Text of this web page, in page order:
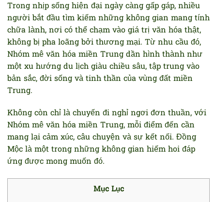
Trong nhịp sống hiện đại ngày càng gấp gáp, nhiều
người bắt đầu tìm kiếm những không gian mang tính
chữa lành, nơi có thể chạm vào giá trị văn hóa thật,
không bị pha loãng bởi thương mại. Từ nhu cầu đó,
Nhóm mê văn hóa miền Trung dần hình thành như
một xu hướng du lịch giàu chiều sâu, tập trung vào
bản sắc, đời sống và tinh thần của vùng đất miền
Trung.
Không còn chỉ là chuyến đi nghỉ ngơi đơn thuần, với
Nhóm mê văn hóa miền Trung, mỗi điểm đến cần
mang lại cảm xúc, câu chuyện và sự kết nối. Đồng
Mộc là một trong những không gian hiếm hoi đáp
ứng được mong muốn đó.
Mục Lục